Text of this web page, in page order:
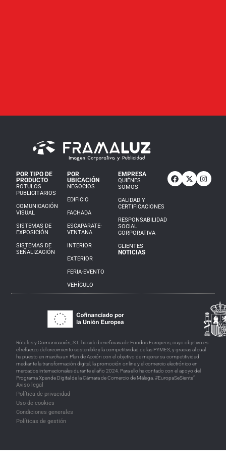
POR TIPO DE
PRODUCTO
ROTULOS
PUBLICITARIOS
COMUNICACIÓN
VISUAL
SISTEMAS DE
EXPOSICIÓN
SISTEMAS DE
SEÑALIZACIÓN
POR
UBICACIÓN
NEGOCIOS
EDIFICIO
FACHADA
ESCAPARATE-
VENTANA
INTERIOR
EXTERIOR
FERIA-EVENTO
VEHÍCULO
EMPRESA
QUIÉNES
SOMOS
CALIDAD Y
CERTIFICACIONES
RESPONSABILIDAD
SOCIAL
CORPORATIVA
CLIENTES
NOTICIAS
Rótulos y Comunicación, S.L. ha sido beneficiaria de Fondos Europeos, cuyo objetivo es
el refuerzo del crecimiento sostenible y la competitividad de las PYMES, y gracias al cual
ha puesto en marcha un Plan de Acción con el objetivo de mejorar su competitividad
mediante la transformación digital, la promoción online y el comercio electrónico en
mercados internacionales durante el año 2024. Para ello ha contado con el apoyo del
Programa Xpande Digital de la Cámara de Comercio de Málaga. #EuropaSeSiente”
Aviso legal
Política de privacidad
Uso de cookies
Condiciones generales
Políticas de gestión